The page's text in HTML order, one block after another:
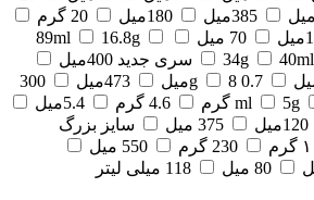
385میل 180میل
20 گرم
70 میل 89ml
16.8g
34g 40ml
سری جدید 400میل
0.7 g 8میل 473میل
300
ml
5g 4.6 گرم
5.4میل
120میل 375 میل
سایز بزرگ
230 گرم
550 میل
80 میل
118 میلی لیتر